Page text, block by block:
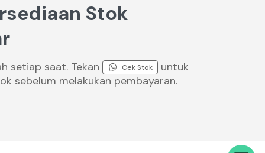
Stok
setiap saat. Tekan Cek Stok
untuk
sebelum melakukan pembayaran.